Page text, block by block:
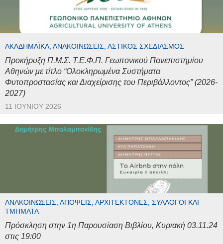
ΑΚΑΔΗΜΑΪΚΆ, ΑΝΑΚΟΙΝΏΣΕΙΣ, ΑΣΤΙΚΌΣ ΣΧΕΔΙΑΣΜΌΣ
Προκήρυξη Π.Μ.Σ. Τ.Ε.Φ.Π. Γεωπονικού Πανεπιστημίου
Αθηνών με τίτλο “Ολοκληρωμένα Συστήματα
Φυτοπροστασίας και Διαχείρισης του Περιβάλλοντος” (2026-
2027)
11 ΙΟΥΝΊΟΥ 2026
ΑΝΑΚΟΙΝΏΣΕΙΣ, ΑΠΌΨΕΙΣ, ΑΡΧΙΤΈΚΤΟΝΕΣ, ΣΎΛΛΟΓΟΙ ΚΑΙ
ΤΜΉΜΑΤΑ
Πρόσκληση στην 1η Παρουσίαση Βιβλίου, Κυριακή 03.11.24
στις 19:00